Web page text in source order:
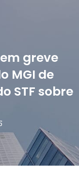
greve
MGI de
STF sobre